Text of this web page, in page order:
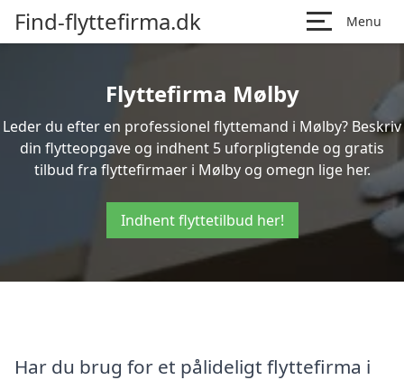
Find-flyttefirma.dk Menu
Flyttefirma Mølby
Leder du efter en professionel flyttemand i Mølby? Beskriv
din flytteopgave og indhent 5 uforpligtende og gratis
tilbud fra flyttefirmaer i Mølby og omegn lige her.
Indhent flyttetilbud her!
Har du brug for et pålideligt flyttefirma i